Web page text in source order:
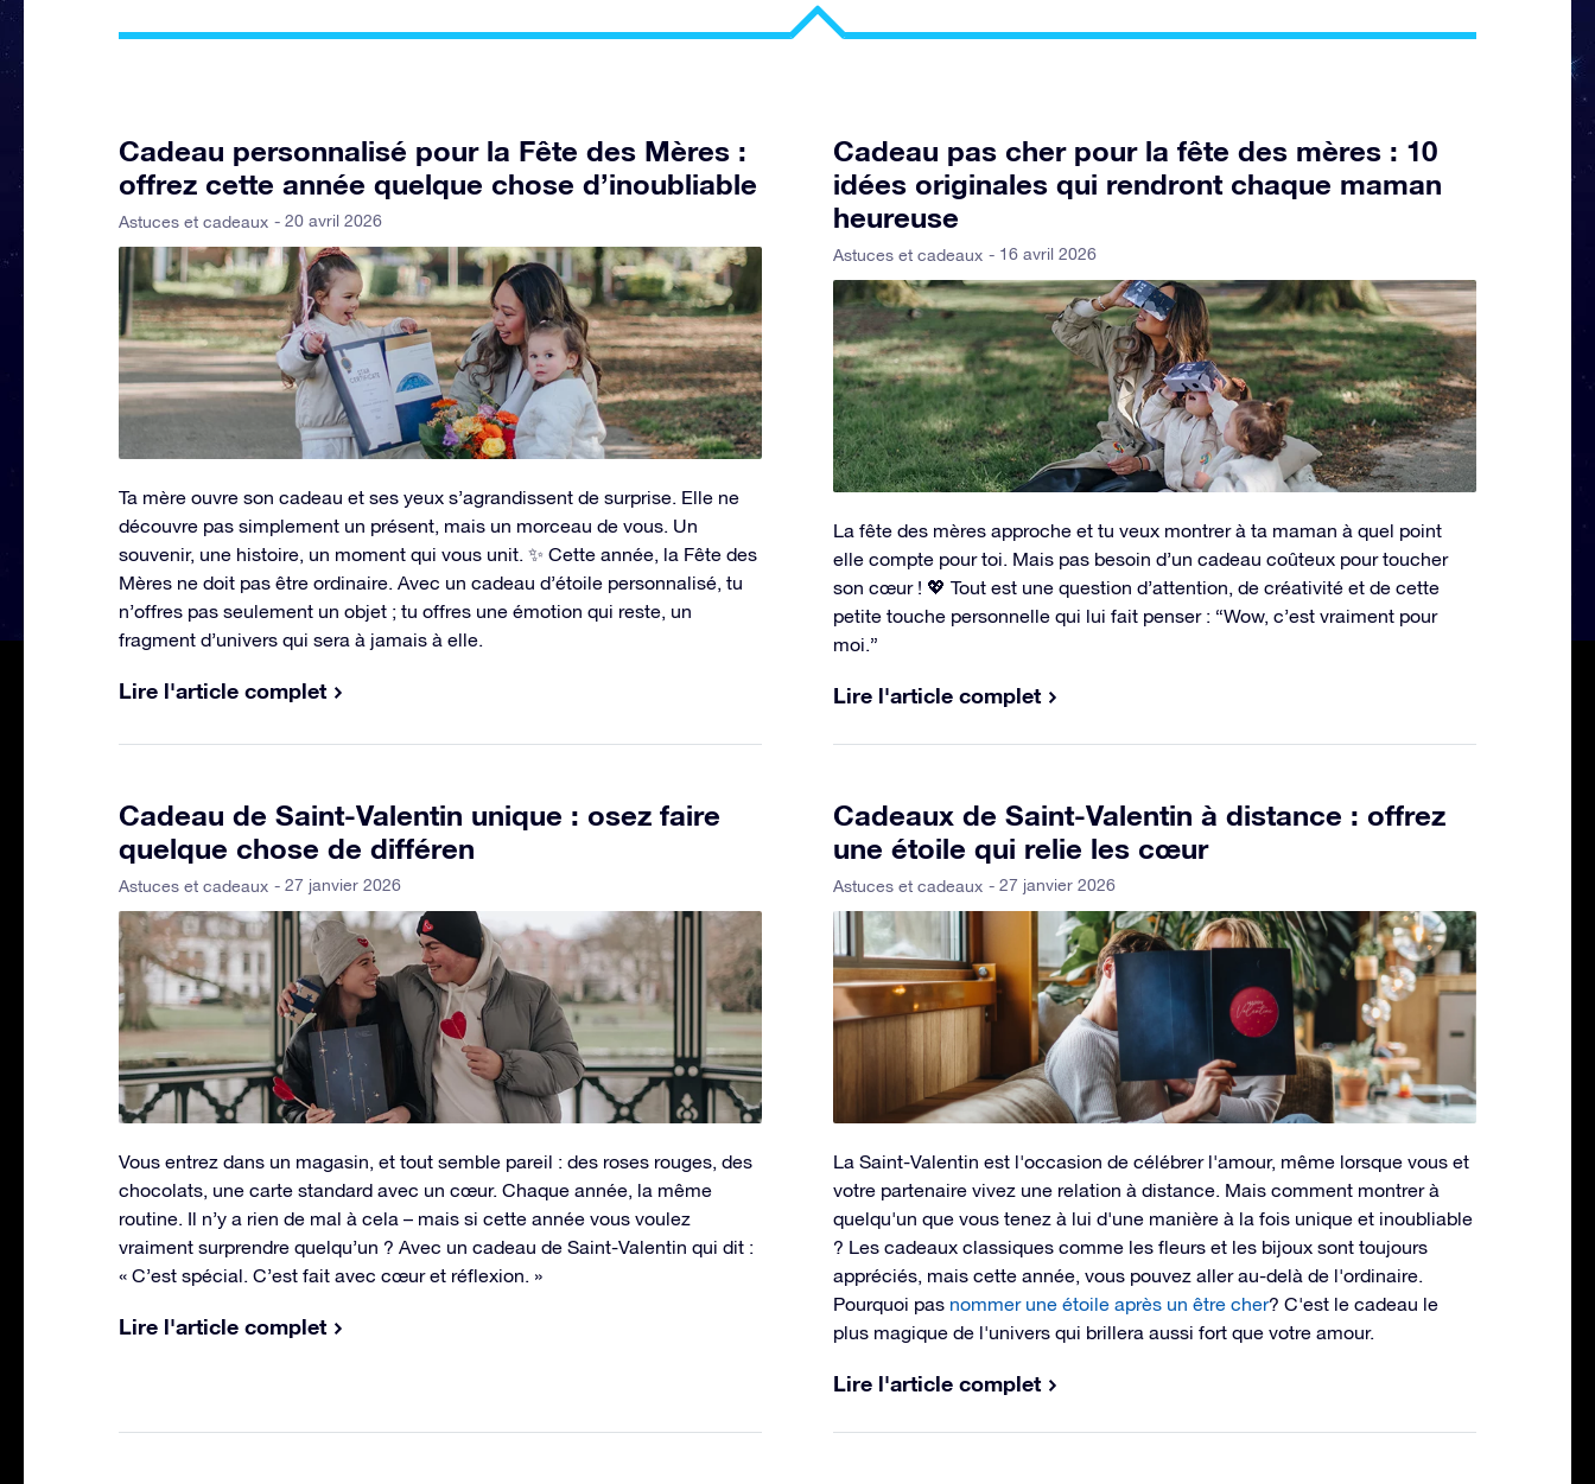
Cadeau personnalisé pour la Fête des Mères :
offrez cette année quelque chose d’inoubliable
Astuces et cadeaux - 20 avril 2026
Ta mère ouvre son cadeau et ses yeux s’agrandissent de surprise. Elle ne
découvre pas simplement un présent, mais un morceau de vous. Un
souvenir, une histoire, un moment qui vous unit. ✨ Cette année, la Fête des
Mères ne doit pas être ordinaire. Avec un cadeau d’étoile personnalisé, tu
n’offres pas seulement un objet ; tu offres une émotion qui reste, un
fragment d’univers qui sera à jamais à elle.
Lire l'article complet
Cadeau pas cher pour la fête des mères : 10
idées originales qui rendront chaque maman
heureuse
Astuces et cadeaux - 16 avril 2026
La fête des mères approche et tu veux montrer à ta maman à quel point
elle compte pour toi. Mais pas besoin d’un cadeau coûteux pour toucher
son cœur ! 💖 Tout est une question d’attention, de créativité et de cette
petite touche personnelle qui lui fait penser : “Wow, c’est vraiment pour
moi.”
Lire l'article complet
Cadeau de Saint-Valentin unique : osez faire
quelque chose de différen
Astuces et cadeaux - 27 janvier 2026
Vous entrez dans un magasin, et tout semble pareil : des roses rouges, des
chocolats, une carte standard avec un cœur. Chaque année, la même
routine. Il n’y a rien de mal à cela – mais si cette année vous voulez
vraiment surprendre quelqu’un ? Avec un cadeau de Saint-Valentin qui dit :
« C’est spécial. C’est fait avec cœur et réflexion. »
Lire l'article complet
Cadeaux de Saint-Valentin à distance : offrez
une étoile qui relie les cœur
Astuces et cadeaux - 27 janvier 2026
La Saint-Valentin est l'occasion de célébrer l'amour, même lorsque vous et
votre partenaire vivez une relation à distance. Mais comment montrer à
quelqu'un que vous tenez à lui d'une manière à la fois unique et inoubliable
? Les cadeaux classiques comme les fleurs et les bijoux sont toujours
appréciés, mais cette année, vous pouvez aller au-delà de l'ordinaire.
Pourquoi pas nommer une étoile après un être cher? C'est le cadeau le
plus magique de l'univers qui brillera aussi fort que votre amour.
Lire l'article complet